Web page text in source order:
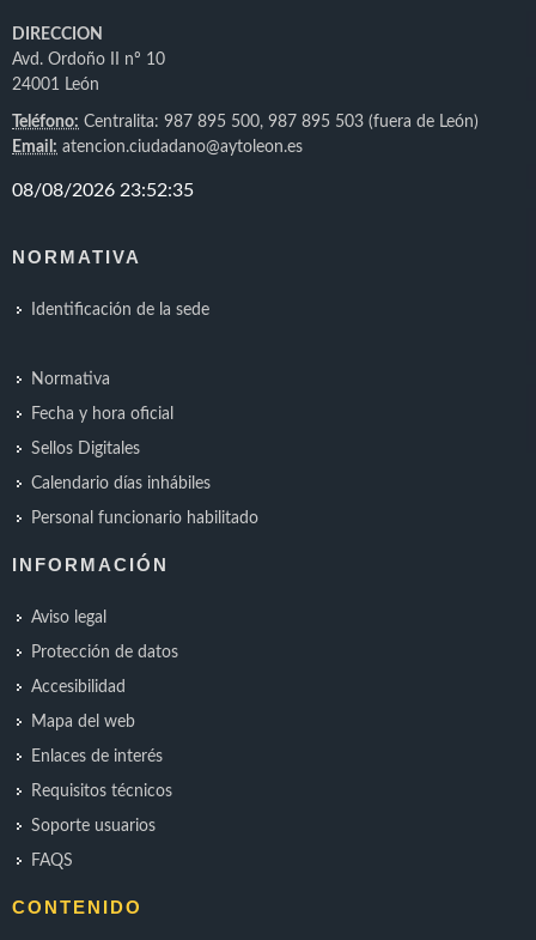
DIRECCION
Avd. Ordoño II nº 10
24001 León
Teléfono: Centralita: 987 895 500, 987 895 503 (fuera de León)
Email: atencion.ciudadano@aytoleon.es
NORMATIVA
Identificación de la sede
Normativa
Fecha y hora oficial
Sellos Digitales
Calendario días inhábiles
Personal funcionario habilitado
INFORMACIÓN
Aviso legal
Protección de datos
Accesibilidad
Mapa del web
Enlaces de interés
Requisitos técnicos
Soporte usuarios
FAQS
CONTENIDO